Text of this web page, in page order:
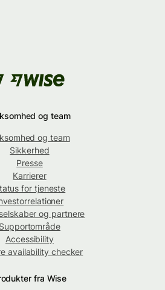
og team
og team
Sikkerhed
Presse
Karrierer
for tjeneste
og partnere
Supportområde
Accessibility
availability checker
fra Wise